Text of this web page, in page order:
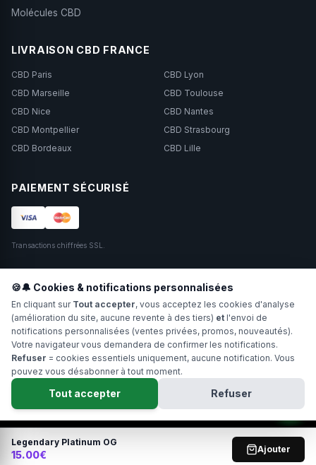
Molécules CBD
LIVRAISON CBD FRANCE
CBD Paris
CBD Lyon
CBD Marseille
CBD Toulouse
CBD Nice
CBD Nantes
CBD Montpellier
CBD Strasbourg
CBD Bordeaux
CBD Lille
PAIEMENT SÉCURISÉ
Transactions chiffrées SSL.
Copyright 2024-2026 Hollyweed. Tous droits réservés.
Interdit aux moins de 18 ans. Ne pas fumer. Déconseillé aux femmes
Legendary Platinum OG
15.00€ Ajouter
🍪🔔 Cookies & notifications personnalisées
En cliquant sur Tout accepter, vous acceptez les cookies d'analyse
(amélioration du site, aucune revente à des tiers) et l'envoi de
notifications personnalisées (ventes privées, promos, nouveautés).
Votre navigateur vous demandera de confirmer les notifications.
Refuser = cookies essentiels uniquement, aucune notification. Vous
pouvez vous désabonner à tout moment.
Tout accepter Refuser